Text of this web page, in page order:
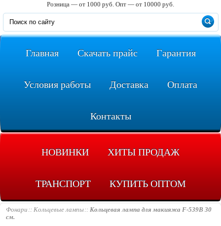
Розница — от 1000 руб. Опт — от 10000 руб.
Главная Скачать прайс Гарантия
Условия работы Доставка Оплата
Контакты
НОВИНКИ ХИТЫ ПРОДАЖ
ТРАНСПОРТ КУПИТЬ ОПТОМ
Фонари Кольцевые лампы
Кольцевая лампа для макияжа F-539B 30
см.